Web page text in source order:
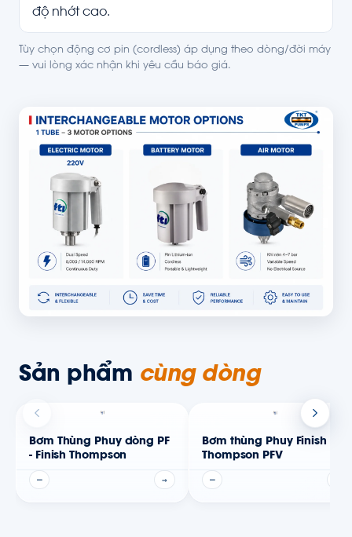
độ nhớt cao.
Tùy chọn động cơ pin (cordless) áp dụng theo dòng/đời máy
— vui lòng xác nhận khi yêu cầu báo giá.
Sản phẩm cùng dòng
Bơm Thùng Phuy dòng PF
- Finish Thompson
— →
Bơm thùng Phuy Finish
Thompson PFV
—